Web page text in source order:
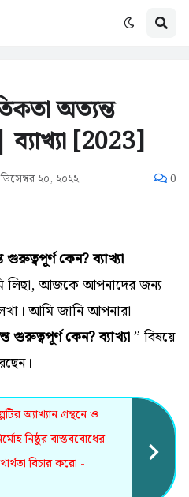
অত্যন্ত
[2023]
ডিসেম্বর ২০, ২০২২ 0
কেন? ব্যাখ্যা
লিছা, আজকে আপনাদের জন্য
আমি জানি আপনারা
গুরুত্বপূর্ণ কেন? ব্যাখ্যা” বিষয়ে
অ্যাখ্যান গ্রন্থনে ও
নিষ্ঠুর বাস্তববোধের
বিচার করো -